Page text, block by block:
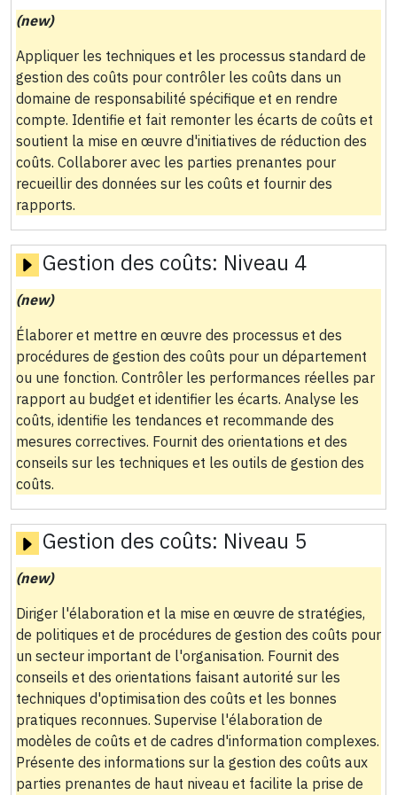
(new)
Appliquer les techniques et les processus standard de
gestion des coûts pour contrôler les coûts dans un
domaine de responsabilité spécifique et en rendre
compte. Identifie et fait remonter les écarts de coûts et
soutient la mise en œuvre d'initiatives de réduction des
coûts. Collaborer avec les parties prenantes pour
recueillir des données sur les coûts et fournir des
rapports.
Gestion des coûts: Niveau 4
(new)
Élaborer et mettre en œuvre des processus et des
procédures de gestion des coûts pour un département
ou une fonction. Contrôler les performances réelles par
rapport au budget et identifier les écarts. Analyse les
coûts, identifie les tendances et recommande des
mesures correctives. Fournit des orientations et des
conseils sur les techniques et les outils de gestion des
coûts.
Gestion des coûts: Niveau 5
(new)
Diriger l'élaboration et la mise en œuvre de stratégies,
de politiques et de procédures de gestion des coûts pour
un secteur important de l'organisation. Fournit des
conseils et des orientations faisant autorité sur les
techniques d'optimisation des coûts et les bonnes
pratiques reconnues. Supervise l'élaboration de
modèles de coûts et de cadres d'information complexes.
Présente des informations sur la gestion des coûts aux
parties prenantes de haut niveau et facilite la prise de